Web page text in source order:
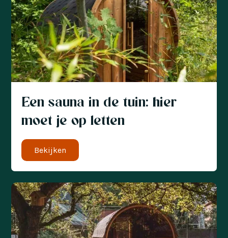
Een sauna in de tuin: hier
moet je op letten
Bekijken